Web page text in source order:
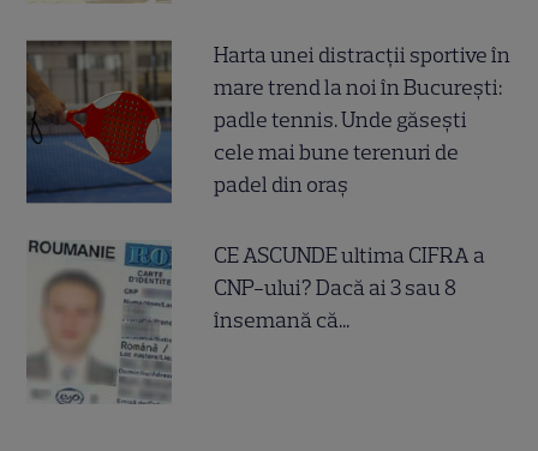
Harta unei distracții sportive în
mare trend la noi în București:
padle tennis. Unde găsești
cele mai bune terenuri de
padel din oraș
CE ASCUNDE ultima CIFRA a
CNP-ului? Dacă ai 3 sau 8
însemană că...